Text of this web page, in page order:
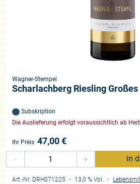
Wagner-Stempel
Scharlachberg Riesling Großes
Subskription
Die Auslieferung erfolgt voraussichtlich ab
Ihr Preis 47,00€
-
+ in
Art.-Nr. DRH071225 ・ 13,0 % Vol. ・